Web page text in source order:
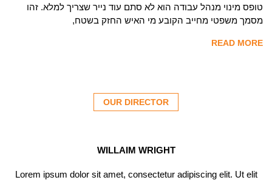
טופס מינוי מנהל עבודה הוא לא סתם עוד נייר שצריך למלא. זהו
מסמך משפטי מחייב הקובע מי האיש החזק בשטח,
READ MORE
OUR DIRECTOR
WILLAIM WRIGHT
Lorem ipsum dolor sit amet, consectetur adipiscing elit. Ut elit